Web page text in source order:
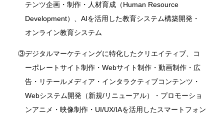
テンツ企画・制作・人材育成（Human Resource
Development）、AIを活用した教育システム構築開発・
オンライン教育システム
③デジタルマーケティングに特化したクリエイティブ、コ
ーポレートサイト制作・Webサイト制作・動画制作・広
告・リテールメディア・インタラクティブコンテンツ・
Webシステム開発（新規/リニューアル）・プロモーショ
ンアニメ・映像制作・UI/UX/IAを活用したスマートフォン